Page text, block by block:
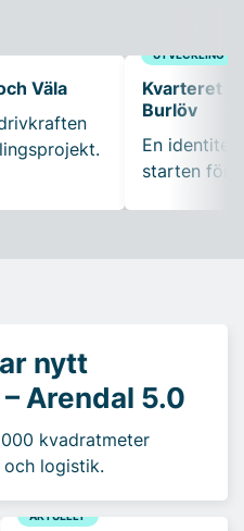
Väla
UTVECKLING
Kvarteret
Burlöv
En
starten för
nytt
Arendal 5.0
kvadratmeter
logistik.
AKTUELLT